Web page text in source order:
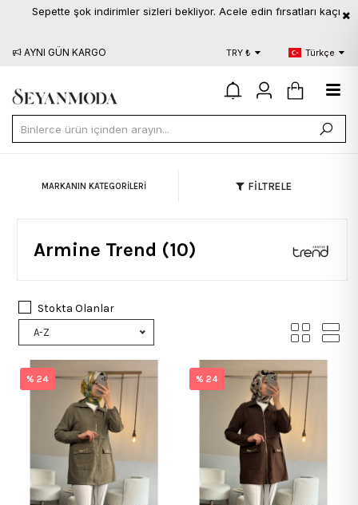
Sepette şok indirimler sizleri bekliyor. Acele edin fırsatları kaçırmayın
AYNI GÜN KARGO TRY ₺ Türkçe
MARKANIN KATEGORILERI FİLTRELE
Armine Trend (10)
Stokta Olanlar
A-Z
% 24 % 24